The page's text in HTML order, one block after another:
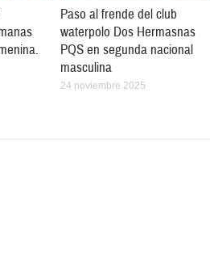
Paso al frende del club
waterpolo Dos Hermasnas
PQS en segunda nacional
masculina
24 noviembre 2025